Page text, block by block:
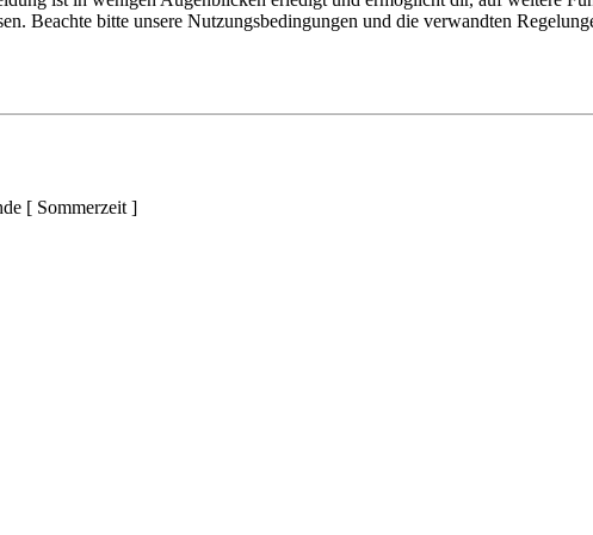
Beachte bitte unsere Nutzungsbedingungen und die verwandten
[ Sommerzeit ]